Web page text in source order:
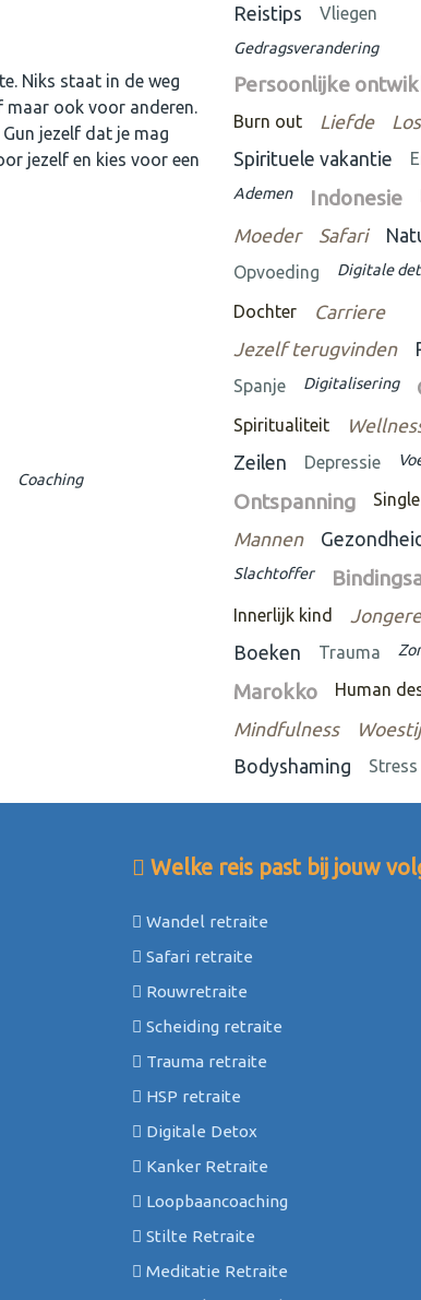
Niks staat in de weg
ook voor anderen.
jezelf dat je mag
jezelf en kies voor een
Coaching
Reistips
Vliegen
Gedragsverandering
Persoonlijke
Burn out Liefde
Spirituele vakantie
Ademen Indonesie
Moeder Safari
Opvoeding Digitale
Dochter
Carriere
Jezelf terugvinden
Spanje Digitalisering
Spiritualiteit
Zeilen
Depressie
Ontspanning Single
Mannen
Slachtoffer
Innerlijk kind
Boeken
Trauma
Marokko Human
Mindfulness
Bodyshaming
Stress
Welke reis past bij jouw
Wandel retraite
Safari retraite
Rouwretraite
Scheiding retraite
Trauma retraite
HSP retraite
Digitale Detox
Kanker Retraite
Loopbaancoaching
Stilte Retraite
Meditatie Retraite